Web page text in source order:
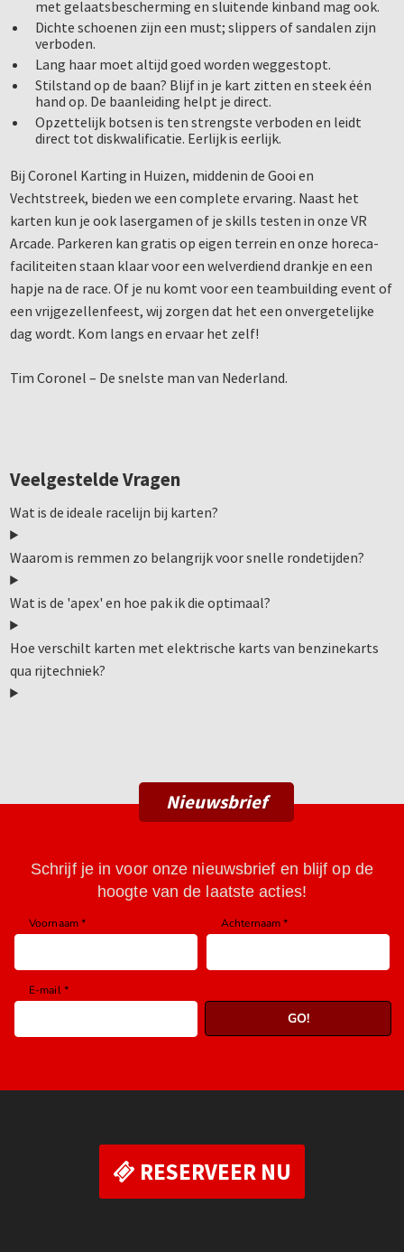
met gelaatsbescherming en sluitende kinband mag ook.
Dichte schoenen zijn een must; slippers of sandalen zijn
verboden.
Lang haar moet altijd goed worden weggestopt.
Stilstand op de baan? Blijf in je kart zitten en steek één
hand op. De baanleiding helpt je direct.
Opzettelijk botsen is ten strengste verboden en leidt
direct tot diskwalificatie. Eerlijk is eerlijk.
Bij Coronel Karting in Huizen, middenin de Gooi en
Vechtstreek, bieden we een complete ervaring. Naast het
karten kun je ook lasergamen of je skills testen in onze VR
Arcade. Parkeren kan gratis op eigen terrein en onze horeca-
faciliteiten staan klaar voor een welverdiend drankje en een
hapje na de race. Of je nu komt voor een teambuilding event of
een vrijgezellenfeest, wij zorgen dat het een onvergetelijke
dag wordt. Kom langs en ervaar het zelf!
Tim Coronel – De snelste man van Nederland.
Veelgestelde Vragen
Wat is de ideale racelijn bij karten?
Waarom is remmen zo belangrijk voor snelle rondetijden?
Wat is de 'apex' en hoe pak ik die optimaal?
Hoe verschilt karten met elektrische karts van benzinekarts
qua rijtechniek?
Nieuwsbrief
RESERVEER NU